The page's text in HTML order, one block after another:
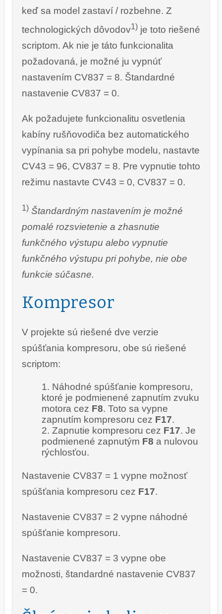
keď sa model zastaví / rozbehne. Z
technologických dôvodov1) je toto riešené
scriptom. Ak nie je táto funkcionalita
požadovaná, je možné ju vypnúť
nastavením CV837 = 8. Štandardné
nastavenie CV837 = 0.
Ak požadujete funkcionalitu osvetlenia
kabíny rušňovodiča bez automatického
vypínania sa pri pohybe modelu, nastavte
CV43 = 96, CV837 = 8. Pre vypnutie tohto
režimu nastavte CV43 = 0, CV837 = 0.
1) Štandardným nastavením je možné
pomalé rozsvietenie a zhasnutie
funkčného výstupu alebo vypnutie
funkčného výstupu pri pohybe, nie obe
funkcie súčasne.
Kompresor
V projekte sú riešené dve verzie
spúšťania kompresoru, obe sú riešené
scriptom:
Náhodné spúšťanie kompresoru,
ktoré je podmienené zapnutím zvuku
motora cez F8. Toto sa vypne
zapnutím kompresoru cez F17.
Zapnutie kompresoru cez F17. Je
podmienené zapnutým F8 a nulovou
rýchlosťou.
Nastavenie CV837 = 1 vypne možnosť
spúšťania kompresoru cez F17.
Nastavenie CV837 = 2 vypne náhodné
spúšťanie kompresoru.
Nastavenie CV837 = 3 vypne obe
možnosti, štandardné nastavenie CV837
= 0.